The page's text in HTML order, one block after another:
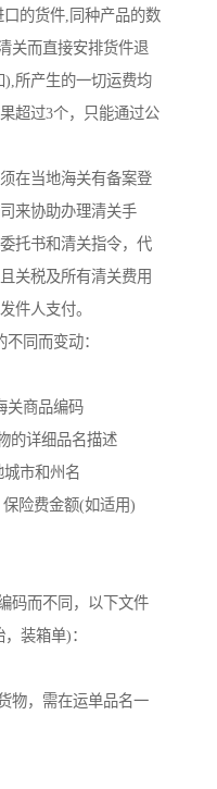
的货件,同种产品的数
关而直接安排货件退
),所产生的一切运费均
超过3个，只能通过公
在当地海关有备案登
来协助办理清关手
托书和清关指令，代
关税及所有清关费用
件人支付。
同而变动：
关商品编码
的详细品名描述
城市和州名
保险费金额(如适用)
码而不同，以下文件
装箱单)：
物，需在运单品名一